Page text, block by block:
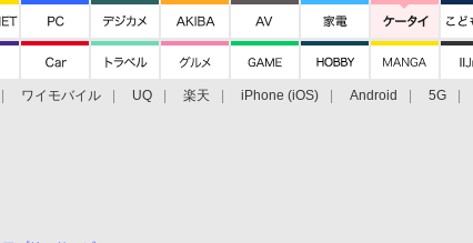
ワイモバイル UQ 楽天 iPhone (iOS) Android 5G